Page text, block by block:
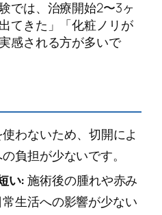
では、治療開始2〜3ヶ
てきた」「化粧ノリが
感される方が多いで
わないため、切開によ
負担が少ないです。
い:施術後の腫れや赤み
生活への影響が少ない